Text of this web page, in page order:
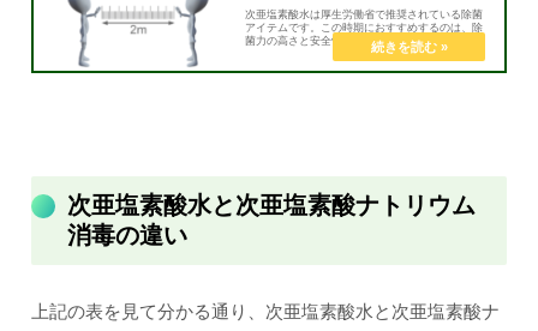
次亜塩素酸水は厚生労働省で推奨されている除菌
アイテムです。この時期におすすめするのは、除
菌力の高さと安全性、そして安定して手に入れら
れる定期契約ができるアイテムを見つけたからで
次亜塩素酸水と次亜塩素酸ナトリウム
消毒の違い
上記の表を見て分かる通り、次亜塩素酸水と次亜塩素酸ナ